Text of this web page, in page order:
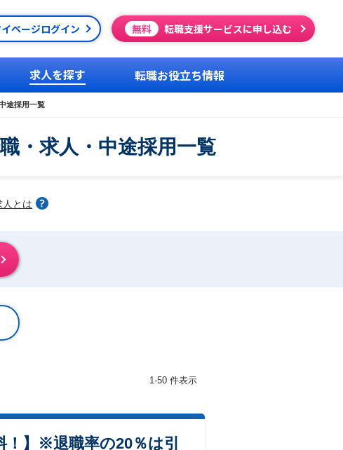
ページログイン 無料 転職支援サービスに申し込む
求人を探す 転職お役立ち情報
途採用一覧
・求人・中途採用一覧
人とは
1-50 件表示
】※退職率の20％は引